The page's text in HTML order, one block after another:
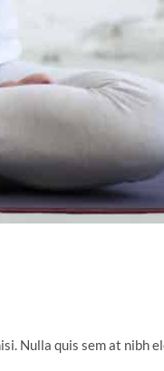
Nulla quis sem at nibh